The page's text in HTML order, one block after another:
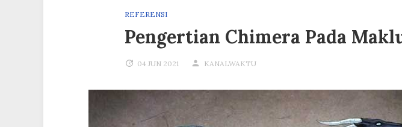
REFERENSI
Pengertian Chimera Pada
04 JUN 2021 KANALWAKTU